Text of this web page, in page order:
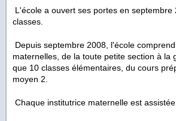
L'école a ouvert ses portes en septembre
classes.
Depuis septembre 2008, l'école
maternelles, de la toute petite section à la
que 10 classes élémentaires, du cours
moyen 2.
Chaque institutrice maternelle est assistée